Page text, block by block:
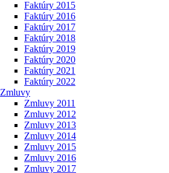
Faktúry 2015
Faktúry 2016
Faktúry 2017
Faktúry 2018
Faktúry 2019
Faktúry 2020
Faktúry 2021
Faktúry 2022
Zmluvy
Zmluvy 2011
Zmluvy 2012
Zmluvy 2013
Zmluvy 2014
Zmluvy 2015
Zmluvy 2016
Zmluvy 2017